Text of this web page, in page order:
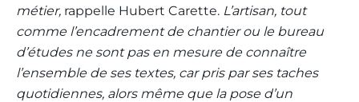
métier, rappelle Hubert Carette. L’artisan, tout
comme l’encadrement de chantier ou le bureau
d’études ne sont pas en mesure de connaître
l’ensemble de ses textes, car pris par ses taches
quotidiennes, alors même que la pose d’un